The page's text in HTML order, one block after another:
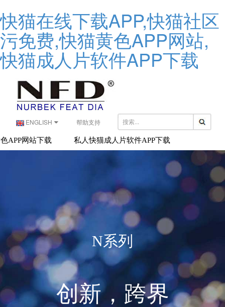
快猫在线下载APP,快猫社区
污免费,快猫黄色APP网站,
快猫成人片软件APP下载
ENGLISH 帮助支持
APP网站下载 私人快猫成人片软件APP下载
N系列
创新，跨界